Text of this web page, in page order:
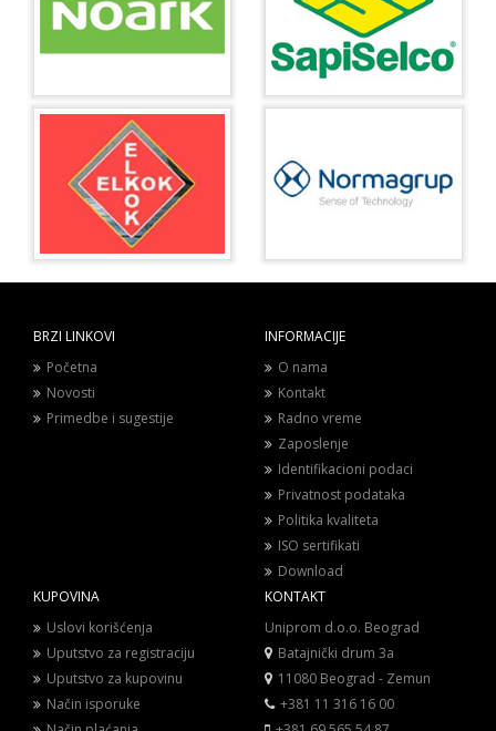
BRZI LINKOVI
Početna
Novosti
Primedbe i sugestije
INFORMACIJE
O nama
Kontakt
Radno vreme
Zaposlenje
Identifikacioni podaci
Privatnost podataka
Politika kvaliteta
ISO sertifikati
Download
KUPOVINA
Uslovi korišćenja
Uputstvo za registraciju
Uputstvo za kupovinu
Način isporuke
KONTAKT
Uniprom d.o.o. Beograd
Batajnički drum 3a
11080 Beograd - Zemun
+381 11 316 16 00